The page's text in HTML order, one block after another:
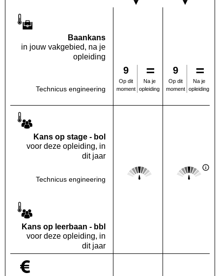
Baankans
in jouw vakgebied, na je
opleiding
Technicus engineering
9
Op dit
moment
Na je
opleiding
9
Op dit
moment
Na je
opleiding
Kans op stage - bol
voor deze opleiding, in
dit jaar
Technicus engineering Deze regio:
Score: 3 van 5
Landelijk
Score: 3 van
Kans op leerbaan - bbl
voor deze opleiding, in
dit jaar